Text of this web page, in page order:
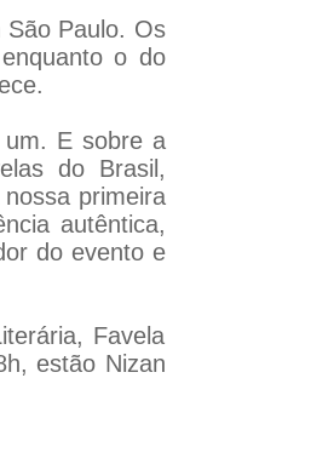
Paulo. Os
o do
um. E sobre a
do Brasil,
primeira
autêntica,
do evento e
Favela
estão Nizan